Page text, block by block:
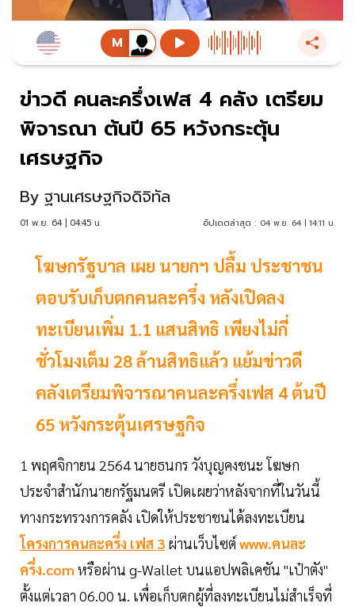
ข่าวดี คนละครึ่งเฟส 4 คลัง เตรียม
พิจารณา ต้นปี 65 หวังกระตุ้น
เศรษฐกิจ
By ฐานเศรษฐกิจดิจิทัล
01 พ.ย. 64 | 04:45 น. อัปเดตล่าสุด : 04 พ.ย. 64 | 14:11 น.
โฆษกรัฐบาล เผย นายกฯ ปลื้ม ประชาชน
ตอบรับเก็บตกคนละครึ่ง หลังเปิดลง
ทะเบียนเพิ่ม 1.1 แสนสิทธิ เพียงไม่กี่
ชั่วโมงเต็ม 28 ล้านสิทธิแล้ว แย้มข่าวดี
คลังเตรียมพิจารณาคนละครึ่งเฟส 4 ต้นปี
65 หวังกระตุ้นเศรษฐกิจ
1 พฤศจิกายน 2564 นายธนกร วังบุญคงชนะ โฆษก
ประจำสำนักนายกรัฐมนตรี เปิดเผยว่าหลังจากที่ในวันนี้
ทางกระทรวงการคลัง เปิดให้ประชาชนได้ลงทะเบียน
โครงการคนละครึ่ง เฟส 3 ผ่านเว็บไซต์ www.คนละ
ครึ่ง.com หรือผ่าน g-Wallet บนแอปพลิเคชัน "เป๋าตัง"
ตั้งแต่เวลา 06.00 น. เพื่อเก็บตกผู้ที่ลงทะเบียนไม่สำเร็จที่